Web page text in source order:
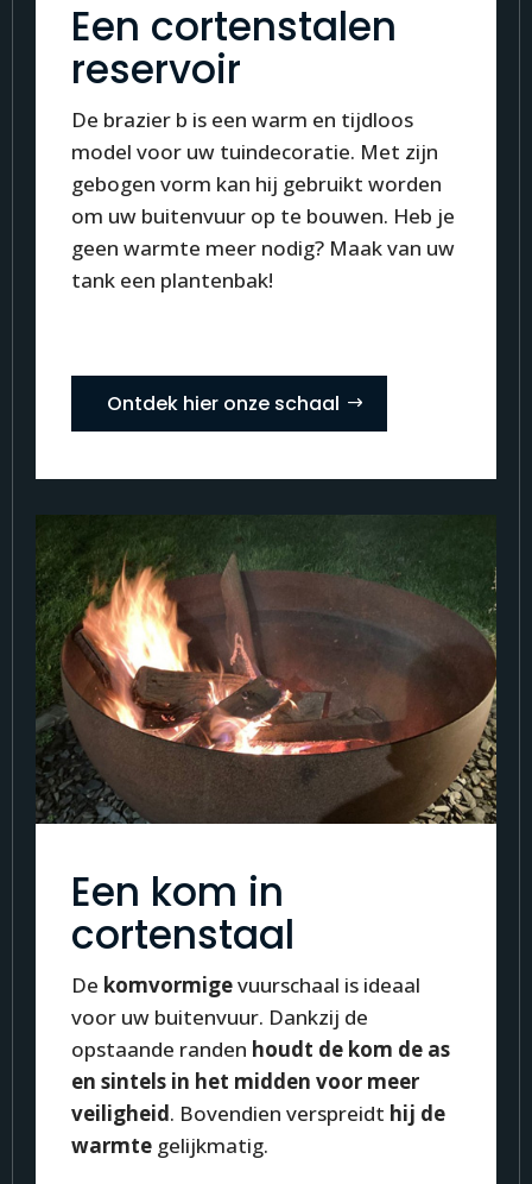
Een cortenstalen
reservoir
De brazier b is een warm en tijdloos
model voor uw tuindecoratie. Met zijn
gebogen vorm kan hij gebruikt worden
om uw buitenvuur op te bouwen. Heb je
geen warmte meer nodig? Maak van uw
tank een plantenbak!
Ontdek hier onze schaal
Een kom in
cortenstaal
De komvormigevuurschaal is ideaal
voor uw buitenvuur. Dankzij de
opstaande randen houdt de kom de as
en sintels in het midden voor meer
veiligheid. Bovendien verspreidt hij de
warmte gelijkmatig.